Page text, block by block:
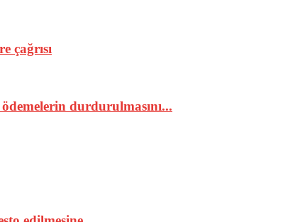
çağrısı
durdurulmasını...